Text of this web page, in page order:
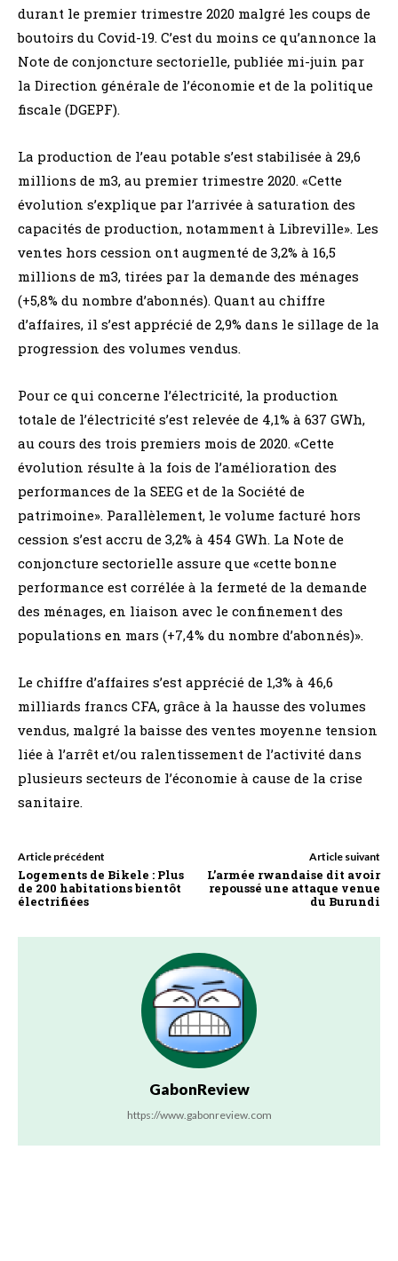
durant le premier trimestre 2020 malgré les coups de
boutoirs du Covid-19. C’est du moins ce qu’annonce la
Note de conjoncture sectorielle, publiée mi-juin par
la Direction générale de l’économie et de la politique
fiscale (DGEPF).
La production de l’eau potable s’est stabilisée à 29,6
millions de m3, au premier trimestre 2020. «Cette
évolution s’explique par l’arrivée à saturation des
capacités de production, notamment à Libreville». Les
ventes hors cession ont augmenté de 3,2% à 16,5
millions de m3, tirées par la demande des ménages
(+5,8% du nombre d’abonnés). Quant au chiffre
d’affaires, il s’est apprécié de 2,9% dans le sillage de la
progression des volumes vendus.
Pour ce qui concerne l’électricité, la production
totale de l’électricité s’est relevée de 4,1% à 637 GWh,
au cours des trois premiers mois de 2020. «Cette
évolution résulte à la fois de l’amélioration des
performances de la SEEG et de la Société de
patrimoine». Parallèlement, le volume facturé hors
cession s’est accru de 3,2% à 454 GWh. La Note de
conjoncture sectorielle assure que «cette bonne
performance est corrélée à la fermeté de la demande
des ménages, en liaison avec le confinement des
populations en mars (+7,4% du nombre d’abonnés)».
Le chiffre d’affaires s’est apprécié de 1,3% à 46,6
milliards francs CFA, grâce à la hausse des volumes
vendus, malgré la baisse des ventes moyenne tension
liée à l’arrêt et/ou ralentissement de l’activité dans
plusieurs secteurs de l’économie à cause de la crise
sanitaire.
Article précédent
Logements de Bikele : Plus
de 200 habitations bientôt
électrifiées
Article suivant
L’armée rwandaise dit avoir
repoussé une attaque venue
du Burundi
GabonReview
https://www.gabonreview.com